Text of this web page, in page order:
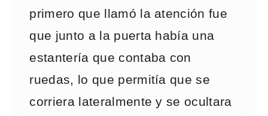
primero que llamó la atención fue
que junto a la puerta había una
estantería que contaba con
ruedas, lo que permitía que se
corriera lateralmente y se ocultara